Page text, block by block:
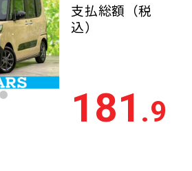
支払総額 （税
込）
181 .9